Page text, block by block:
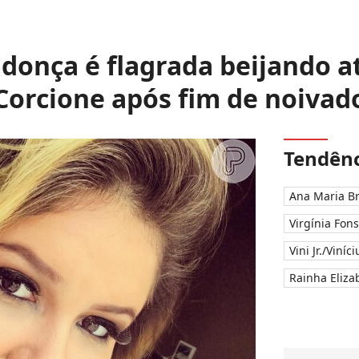
é flagrada beijando
após fim de
Ana Maria
Virgínia
Vini Jr./
Rainha